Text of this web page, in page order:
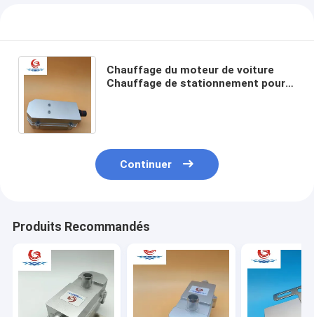
Chauffage du moteur de voiture
Chauffage de stationnement pour
Continuer
Produits Recommandés